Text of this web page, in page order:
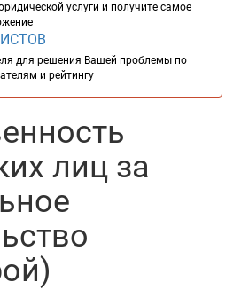
услуги и получите самое
для решения Вашей проблемы по
и рейтингу
лиц за